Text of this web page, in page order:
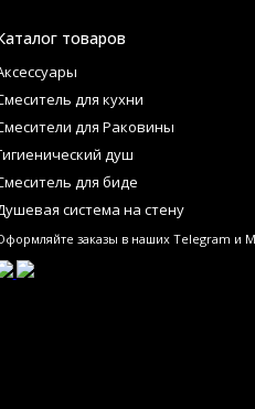
товаров
для кухни
для Раковины
душ
для биде
система на стену
заказы в наших Telegram и